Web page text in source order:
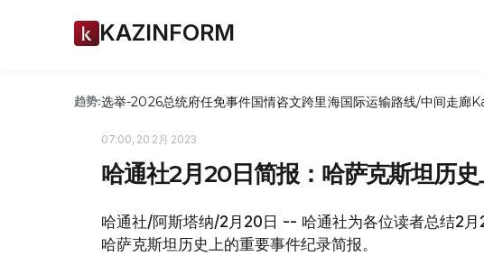
KAZINFORM
趋势:选举-2026总统府任免事件国情咨文跨里海国际运输路线/中间走廊
07:00, 20 2月 2023
哈通社2月20日简报：哈萨克斯坦历
哈通社/阿斯塔纳/2月20日 -- 哈通社为各位读者总结2
哈萨克斯坦历史上的重要事件纪录简报。